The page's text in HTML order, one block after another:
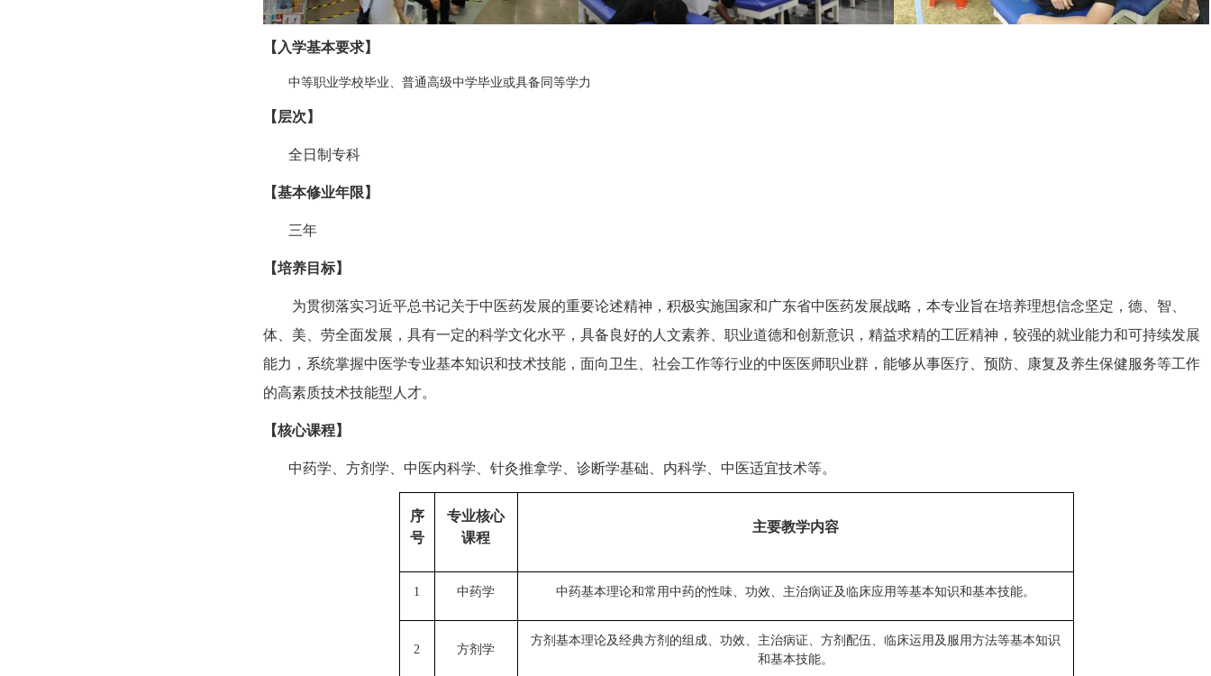
【入学基本要求】
中等职业学校毕业、普通高级中学毕业或具备同等学力
【层次】
全日制专科
【基本修业年限】
三年
【培养目标】
为贯彻落实习近平总书记关于中医药发展的重要论述精神，积极实施国家和广东省中医药发展战略，本专业旨在培养理想信念坚定，德、智、
体、美、劳全面发展，具有一定的科学文化水平，具备良好的人文素养、职业道德和创新意识，精益求精的工匠精神，较强的就业能力和可持续发展
能力，系统掌握中医学专业基本知识和技术技能，面向卫生、社会工作等行业的中医医师职业群，能够从事医疗、预防、康复及养生保健服务等工作
的高素质技术技能型人才。
【核心课程】
中药学、方剂学、中医内科学、针灸推拿学、诊断学基础、内科学、中医适宜技术等。
序
号
专业核心
课程
主要教学内容
1 中药学 中药基本理论和常用中药的性味、功效、主治病证及临床应用等基本知识和基本技能。
2 方剂学
方剂基本理论及经典方剂的组成、功效、主治病证、方剂配伍、临床运用及服用方法等基本知识
和基本技能。